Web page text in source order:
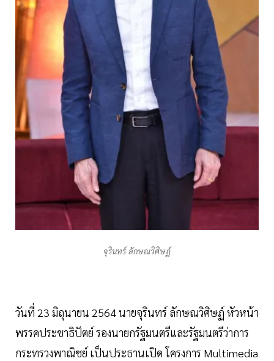
จุรินทร์ ลักษณวิศิษฏ์
วันที่ 23 มิถุนายน 2564 นายจุรินทร์ ลักษณวิศิษฏ์ หัวหน้า
พรรคประชาธิปัตย์ รองนายกรัฐมนตรีและรัฐมนตรีว่าการ
กระทรวงพาณิชย์ เป็นประธานเปิด โครงการ Multimedia